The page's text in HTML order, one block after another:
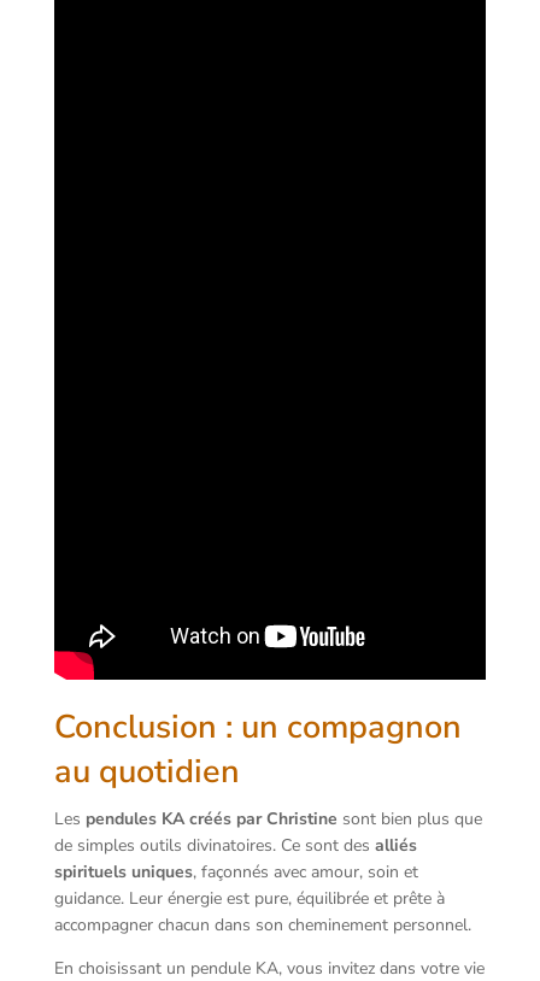
Conclusion : un compagnon
au quotidien
Les pendules KA créés par Christine sont bien plus que
de simples outils divinatoires. Ce sont des alliés
spirituels uniques, façonnés avec amour, soin et
guidance. Leur énergie est pure, équilibrée et prête à
accompagner chacun dans son cheminement personnel.
En choisissant un pendule KA, vous invitez dans votre vie